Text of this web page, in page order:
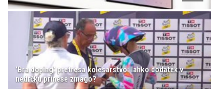
'Bra doping' pretresa kolesarstvo: lahko dodatek v
nedrčku prinese zmago?